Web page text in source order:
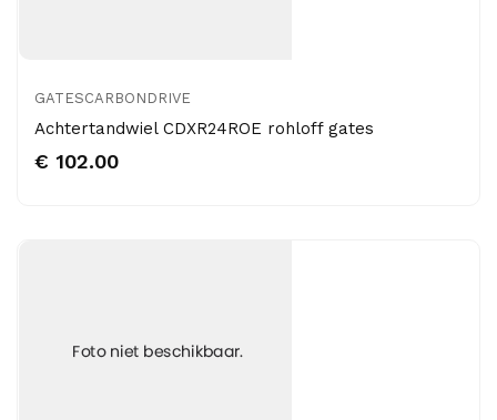
GATESCARBONDRIVE
Achtertandwiel CDXR24ROE rohloff gates
€ 102.00